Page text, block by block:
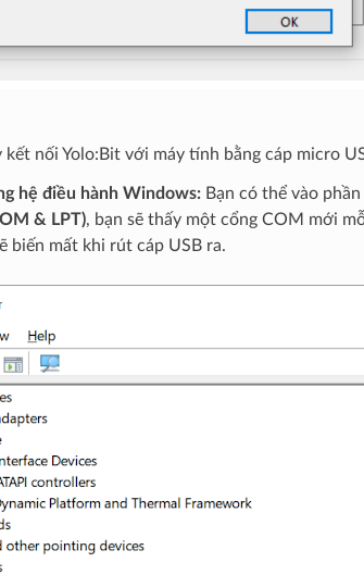
kết nối Yolo:Bit với máy tính bằng cáp micro
hệ điều hành Windows:Bạn có thể vào phần
& LPT), bạn sẽ thấy một cổng COM mới
biến mất khi rút cáp USB ra.